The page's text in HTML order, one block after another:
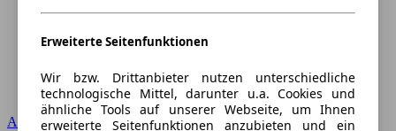
Audi
Erweiterte Seitenfunktionen
Wir bzw. Drittanbieter nutzen unterschiedliche
technologische Mittel, darunter u.a. Cookies und
ähnliche Tools auf unserer Webseite, um Ihnen
erweiterte Seitenfunktionen anzubieten und ein